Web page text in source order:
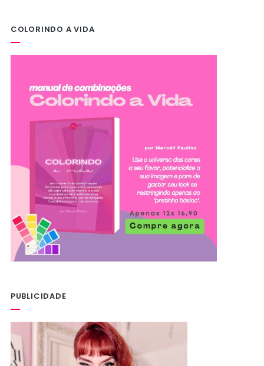
COLORINDO A VIDA
PUBLICIDADE